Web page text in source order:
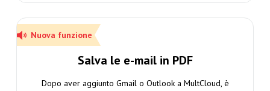
Nuova funzione
Salva le e-mail in PDF
Dopo aver aggiunto Gmail o Outlook a MultCloud, è